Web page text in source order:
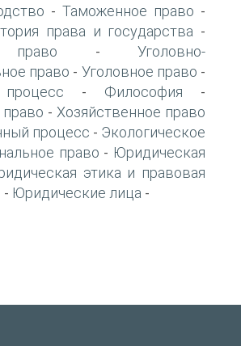
- Таможенное право -
права и государства -
-Уголовно-
право - Уголовное право -
- Философия -
- Хозяйственное право
процесс - Экологическое
право - Юридическая
этика и правовая
- Юридические лица -